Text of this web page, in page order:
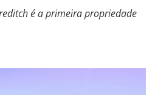
é a primeira propriedade